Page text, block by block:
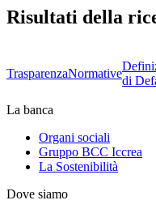
Risultati della
TrasparenzaNormative
di
La banca
Organi sociali
Gruppo BCC Iccrea
La Sostenibilità
Dove siamo